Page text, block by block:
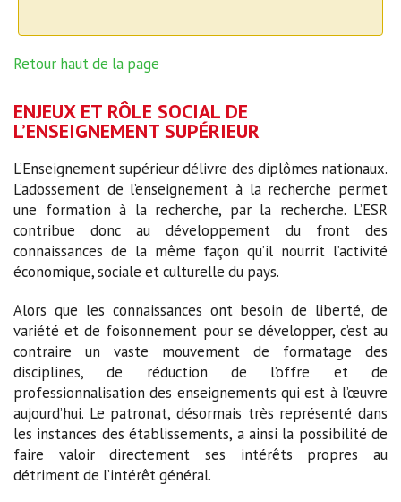
Retour haut de la page
ENJEUX ET RÔLE SOCIAL DE
L’ENSEIGNEMENT SUPÉRIEUR
L’Enseignement supérieur délivre des diplômes nationaux.
L’adossement de l’enseignement à la recherche permet
une formation à la recherche, par la recherche. L’ESR
contribue donc au développement du front des
connaissances de la même façon qu’il nourrit l’activité
économique, sociale et culturelle du pays.
Alors que les connaissances ont besoin de liberté, de
variété et de foisonnement pour se développer, c’est au
contraire un vaste mouvement de formatage des
disciplines, de réduction de l’offre et de
professionnalisation des enseignements qui est à l’œuvre
aujourd’hui. Le patronat, désormais très représenté dans
les instances des établissements, a ainsi la possibilité de
faire valoir directement ses intérêts propres au
détriment de l’intérêt général.